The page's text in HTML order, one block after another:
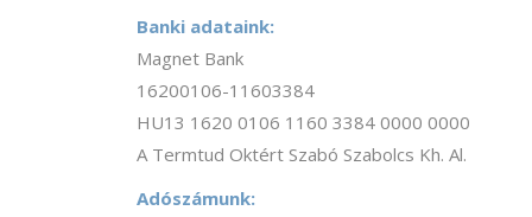
Banki adataink:
Magnet Bank
16200106-11603384
HU13 1620 0106 1160 3384 0000 0000
A Termtud Oktért Szabó Szabolcs Kh. Al.
Adószámunk: